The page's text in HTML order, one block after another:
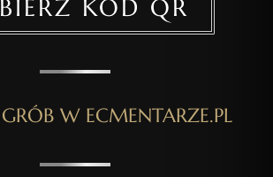
KOD QR
W ECMENTARZE.PL